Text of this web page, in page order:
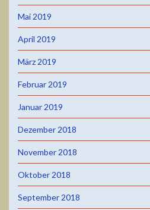
Mai 2019
April 2019
März 2019
Februar 2019
Januar 2019
Dezember 2018
November 2018
Oktober 2018
September 2018